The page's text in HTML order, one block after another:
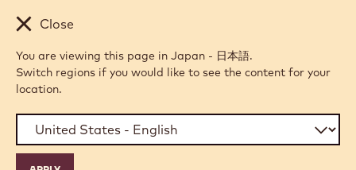
Skip to main content
Close
You are viewing this page in Japan - 日本語.
Switch regions if you would like to see the content for your
location.